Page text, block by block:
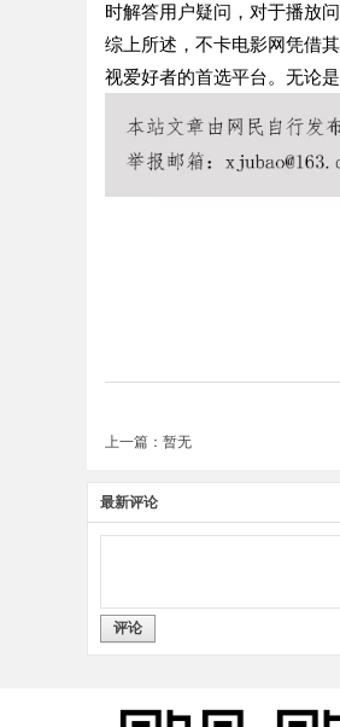
时解答用户疑问，对于播放
综上所述，不卡电影网凭借
视爱好者的首选平台。无论
上一篇：暂无
最新评论
评论